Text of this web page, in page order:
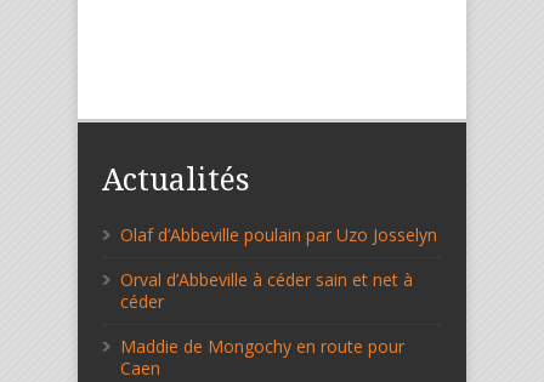
Actualités
Olaf d’Abbeville poulain par Uzo Josselyn
Orval d’Abbeville à céder sain et net à
céder
Maddie de Mongochy en route pour
Caen